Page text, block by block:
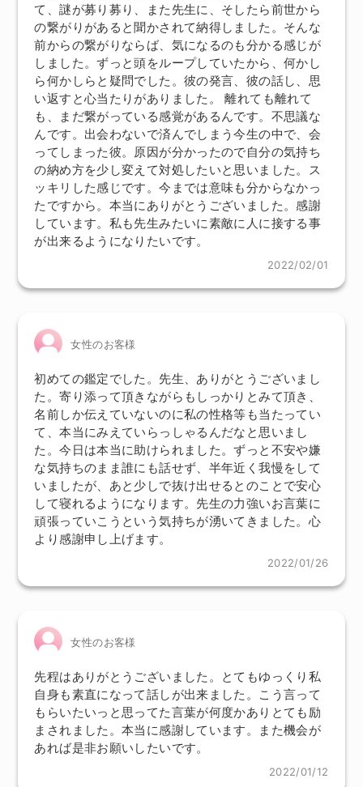
て、謎が募り募り、また先生に、そしたら前世から
の繋がりがあると聞かされて納得しました。そんな
前からの繋がりならば、気になるのも分かる感じが
しました。ずっと頭をループしていたから、何かし
ら何かしらと疑問でした。彼の発言、彼の話し、思
い返すと心当たりがありました。 離れても離れて
も、まだ繋がっている感覚があるんです。不思議な
んです。出会わないで済んでしまう今生の中で、会
ってしまった彼。原因が分かったので自分の気持ち
の納め方を少し変えて対処したいと思いました。ス
ッキリした感じです。今までは意味も分からなかっ
たですから。本当にありがとうございました。感謝
しています。私も先生みたいに素敵に人に接する事
が出来るようになりたいです。
2022/02/01
女性のお客様
初めての鑑定でした。先生、ありがとうございまし
た。寄り添って頂きながらもしっかりとみて頂き、
名前しか伝えていないのに私の性格等も当たってい
て、本当にみえていらっしゃるんだなと思いまし
た。今日は本当に助けられました。ずっと不安や嫌
な気持ちのまま誰にも話せず、半年近く我慢をして
いましたが、あと少しで抜け出せるとのことで安心
して寝れるようになります。先生の力強いお言葉に
頑張っていこうという気持ちが湧いてきました。心
より感謝申し上げます。
2022/01/26
女性のお客様
先程はありがとうございました。とてもゆっくり私
自身も素直になって話しが出来ました。こう言って
もらいたいっと思ってた言葉が何度かありとても励
まされました。本当に感謝しています。また機会が
あれば是非お願いしたいです。
2022/01/12